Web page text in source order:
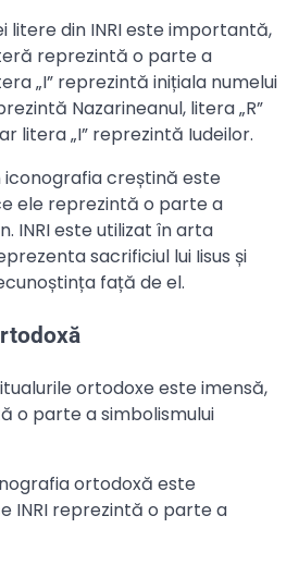
litere din INRI este importantă,
reprezintă o parte a
„I” reprezintă inițiala numelui
Nazarineanul, litera „R”
litera „I” reprezintă Iudeilor.
iconografia creștină este
ele reprezintă o parte a
INRI este utilizat în arta
sacrificiul lui Iisus și
față de el.
ortodoxe este imensă,
o parte a simbolismului
ortodoxă este
INRI reprezintă o parte a